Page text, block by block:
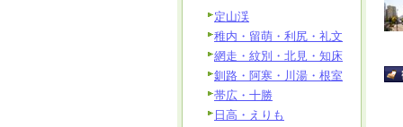
定山渓
稚内・留萌・利尻・礼文
網走・紋別・北見・知床
釧路・阿寒・川湯・根室
帯広・十勝
日高・えりも